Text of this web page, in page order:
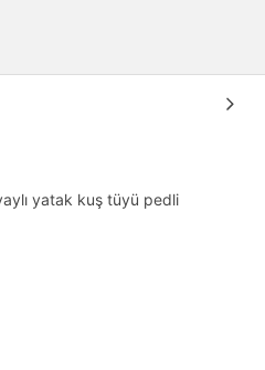
yatak kuş tüyü pedli